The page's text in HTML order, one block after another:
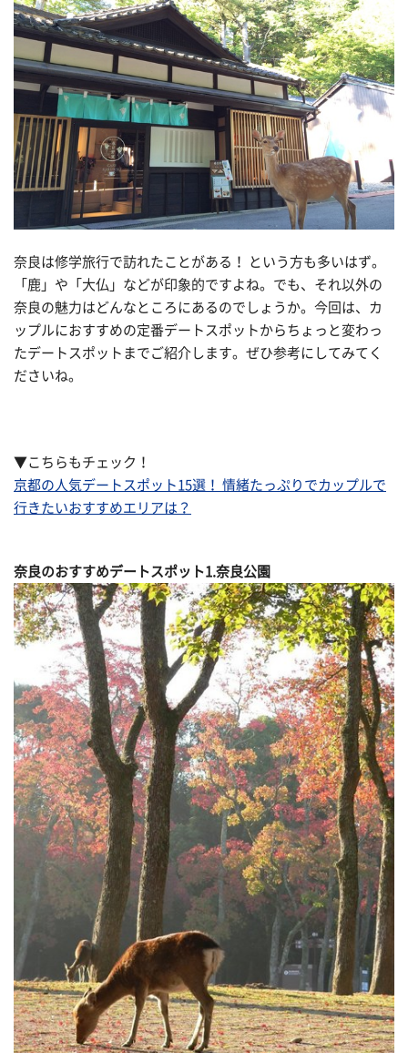
奈良は修学旅行で訪れたことがある！ という方も多いはず。
「鹿」や「大仏」などが印象的ですよね。でも、それ以外の
奈良の魅力はどんなところにあるのでしょうか。今回は、カ
ップルにおすすめの定番デートスポットからちょっと変わっ
たデートスポットまでご紹介します。ぜひ参考にしてみてく
ださいね。
▼こちらもチェック！
京都の人気デートスポット15選！ 情緒たっぷりでカップルで
行きたいおすすめエリアは？
奈良のおすすめデートスポット1.奈良公園